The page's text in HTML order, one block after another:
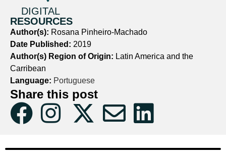
DIGITAL
RESOURCES
Author(s): Rosana Pinheiro-Machado
Date Published: 2019
Author(s) Region of Origin: Latin America and the
Carribean
Language: Portuguese
Share this post